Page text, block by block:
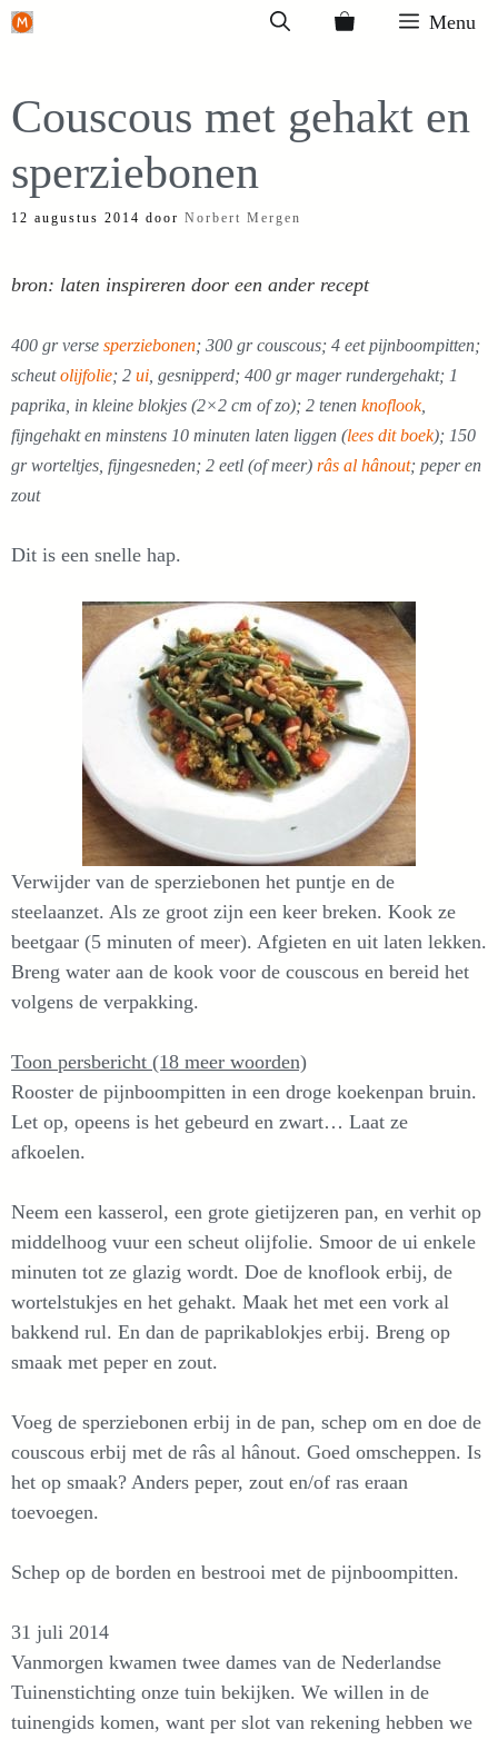
Ga
inhoud
Menu
Couscous met gehakt en
sperziebonen
12 augustus 2014 door Norbert Mergen
bron: laten inspireren door een ander recept
400 gr verse sperziebonen; 300 gr couscous; 4 eet pijnboompitten;
scheutolijfolie; 2 ui, gesnipperd; 400 gr mager rundergehakt; 1
paprika, in kleine blokjes (2×2 cm of zo); 2 tenen knoflook,
fijngehakt en minstens 10 minuten laten liggen (lees dit boek); 150
gr worteltjes, fijngesneden; 2 eetl (of meer) râs al hânout; peper en
zout
Dit is een snelle hap.
Verwijder van de sperziebonen het puntje en de
steelaanzet. Als ze groot zijn een keer breken. Kook ze
beetgaar (5 minuten of meer). Afgieten en uit laten lekken.
Breng water aan de kook voor de couscous en bereid het
volgens de verpakking.
Toon persbericht (18 meer woorden)
Rooster de pijnboompitten in een droge koekenpan bruin.
Let op, opeens is het gebeurd en zwart… Laat ze
afkoelen.
Neem een kasserol, een grote gietijzeren pan, en verhit op
middelhoog vuur een scheut olijfolie. Smoor de ui enkele
minuten tot ze glazig wordt. Doe de knoflook erbij, de
wortelstukjes en het gehakt. Maak het met een vork al
bakkend rul. En dan de paprikablokjes erbij. Breng op
smaak met peper en zout.
Voeg de sperziebonen erbij in de pan, schep om en doe de
couscous erbij met de râs al hânout. Goed omscheppen. Is
het op smaak? Anders peper, zout en/of ras eraan
toevoegen.
Schep op de borden en bestrooi met de pijnboompitten.
31 juli 2014
Vanmorgen kwamen twee dames van de Nederlandse
Tuinenstichting onze tuin bekijken. We willen in de
tuinengids komen, want per slot van rekening hebben we